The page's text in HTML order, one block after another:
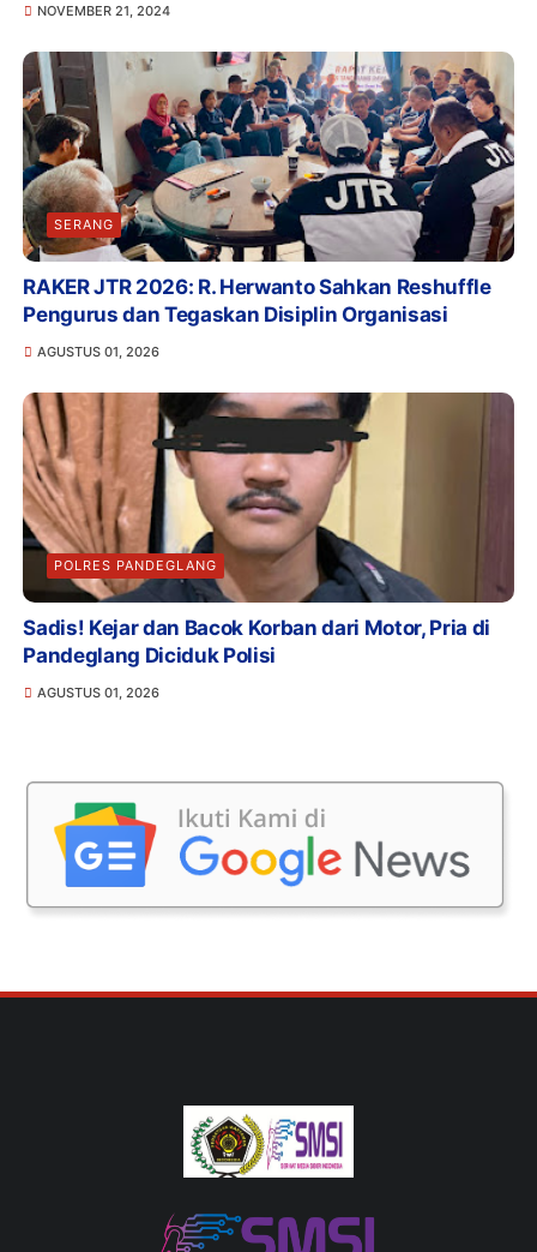
NOVEMBER 21, 2024
SERANG
RAKER JTR 2026: R. Herwanto Sahkan Reshuffle
Pengurus dan Tegaskan Disiplin Organisasi
AGUSTUS 01, 2026
POLRES PANDEGLANG
Sadis! Kejar dan Bacok Korban dari Motor, Pria di
Pandeglang Diciduk Polisi
AGUSTUS 01, 2026